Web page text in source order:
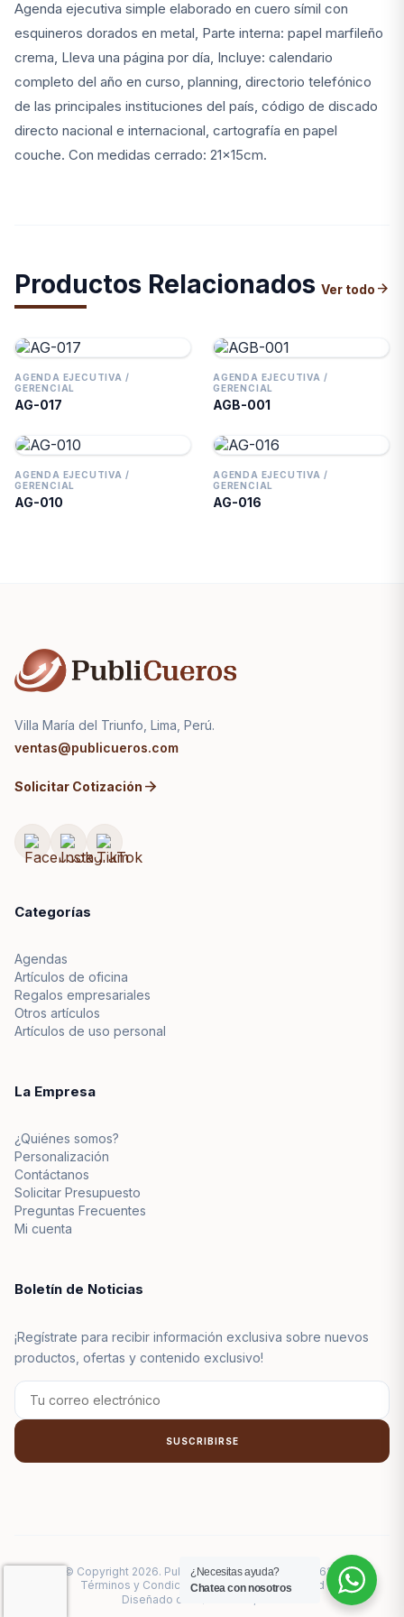
Agenda ejecutiva simple elaborado en cuero símil con
esquineros dorados en metal, Parte interna: papel marfileño
crema, Lleva una página por día, Incluye: calendario
completo del año en curso, planning, directorio telefónico
de las principales instituciones del país, código de discado
directo nacional e internacional, cartografía en papel
couche. Con medidas cerrado: 21x15cm.
Productos Relacionados Ver todo arrow_forward
AGENDA EJECUTIVA /
GERENCIAL
AG-017
AGENDA EJECUTIVA /
GERENCIAL
AGB-001
AGENDA EJECUTIVA /
GERENCIAL
AG-010
AGENDA EJECUTIVA /
GERENCIAL
AG-016
Villa María del Triunfo, Lima, Perú.
ventas@publicueros.com
Solicitar Cotización arrow_forward
Categorías
Agendas
Artículos de oficina
Regalos empresariales
Otros artículos
Artículos de uso personal
La Empresa
¿Quiénes somos?
Personalización
Contáctanos
Solicitar Presupuesto
Preguntas Frecuentes
Mi cuenta
Boletín de Noticias
¡Regístrate para recibir información exclusiva sobre nuevos
productos, ofertas y contenido exclusivo!
SUSCRIBIRSE
© Copyright 2026. Publicueros R.U.C.: 20600561627
Términos y CondicionesPolítica de Privacidad
Diseñado con ❤️ en Lima, Perú
¿Necesitas ayuda?
Chatea con nosotros